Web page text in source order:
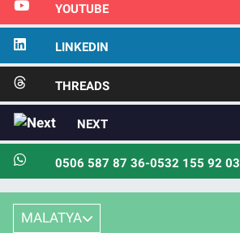
YOUTUBE
LINKEDIN
THREADS
NEXT
0506 587 87 36-0532 155 92 03
MALATYA